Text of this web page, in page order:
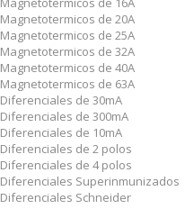
Magnetotermicos de 20A
Magnetotermicos de 25A
Magnetotermicos de 32A
Magnetotermicos de 40A
Magnetotermicos de 63A
Diferenciales de 30mA
Diferenciales de 300mA
Diferenciales de 10mA
Diferenciales de 2 polos
Diferenciales de 4 polos
Diferenciales Superinmunizados
Diferenciales Schneider